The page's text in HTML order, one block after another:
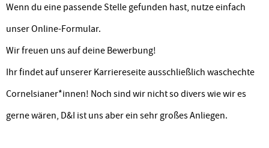
Wenn du eine passende Stelle gefunden hast, nutze einfach
unser Online-Formular.
Wir freuen uns auf deine Bewerbung!
Ihr findet auf unserer Karriereseite ausschließlich waschechte
Cornelsianer*innen! Noch sind wir nicht so divers wie wir es
gerne wären, D&I ist uns aber ein sehr großes Anliegen.